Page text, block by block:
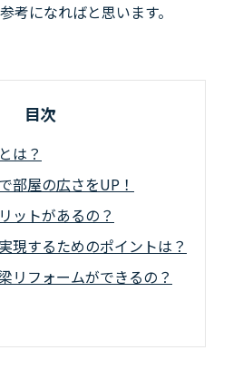
考になればと思います。
目次
は？
部屋の広さをUP！
ットがあるの？
現するためのポイントは？
リフォームができるの？